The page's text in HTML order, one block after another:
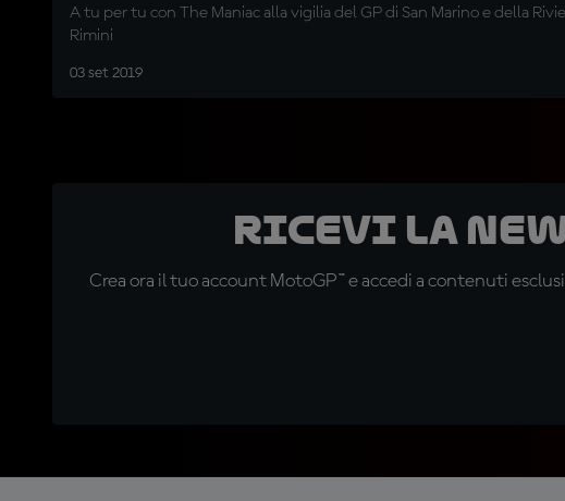
A tu per tu con The Maniac alla vigilia del GP di San Marino e della
Rimini
03 set 2019
Ricevi la
Crea ora il tuo account MotoGP™ e accedi a contenuti